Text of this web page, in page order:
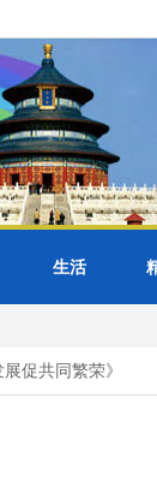
生活
促共同繁荣》